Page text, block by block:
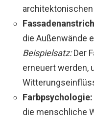
die Außenwände
Beispielsatz:Der
erneuert werden,
Farbpsychologie:
die menschliche